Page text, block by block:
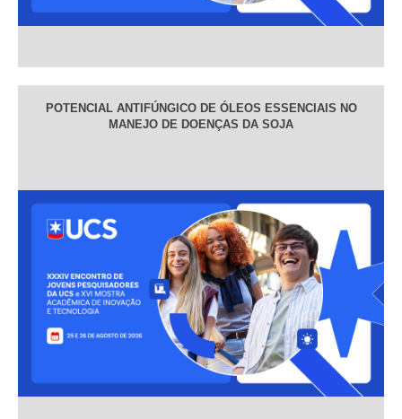
POTENCIAL ANTIFÚNGICO DE ÓLEOS ESSENCIAIS NO
MANEJO DE DOENÇAS DA SOJA